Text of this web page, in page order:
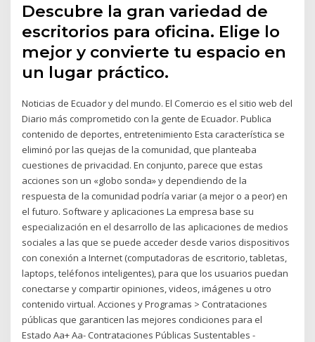
Descubre la gran variedad de
escritorios para oficina. Elige lo
mejor y convierte tu espacio en
un lugar práctico.
Noticias de Ecuador y del mundo. El Comercio es el sitio web del
Diario más comprometido con la gente de Ecuador. Publica
contenido de deportes, entretenimiento Esta característica se
eliminó por las quejas de la comunidad, que planteaba
cuestiones de privacidad. En conjunto, parece que estas
acciones son un «globo sonda» y dependiendo de la
respuesta de la comunidad podría variar (a mejor o a peor) en
el futuro. Software y aplicaciones La empresa base su
especialización en el desarrollo de las aplicaciones de medios
sociales a las que se puede acceder desde varios dispositivos
con conexión a Internet (computadoras de escritorio, tabletas,
laptops, teléfonos inteligentes), para que los usuarios puedan
conectarse y compartir opiniones, videos, imágenes u otro
contenido virtual. Acciones y Programas > Contrataciones
públicas que garanticen las mejores condiciones para el
Estado Aa+ Aa- Contrataciones Públicas Sustentables -